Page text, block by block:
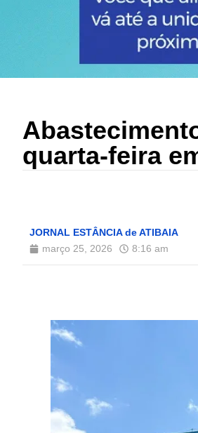
quarta-feira
JORNAL ESTÂNCIA de ATIBAIA
março 25, 2026
8:16 am